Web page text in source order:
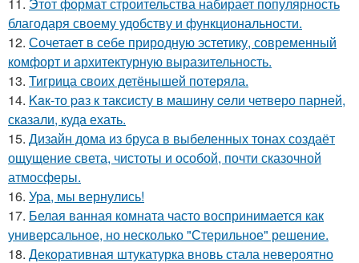
благодаря своему удобству и функциональности.
12. Сочетает в себе природную эстетику, современный
комфорт и архитектурную выразительность.
13. Тигрица своих детёнышей потеряла.
14. Kaк-то paз к таксисту в машину ceли четверо парней,
сказали, куда ехать.
15. Дизайн дома из бруса в выбеленных тонах создаёт
ощущение света, чистоты и особой, почти сказочной
атмосферы.
16. Ура, мы вернулись!
17. Белая ванная комната часто воспринимается как
универсальное, но несколько "Стерильное" решение.
18. Декоративная штукатурка вновь стала невероятно